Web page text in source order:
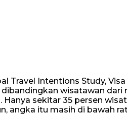
Travel Intentions Study,
wisatawan
Hanya sekitar 35 persen
angka itu masih di bawah